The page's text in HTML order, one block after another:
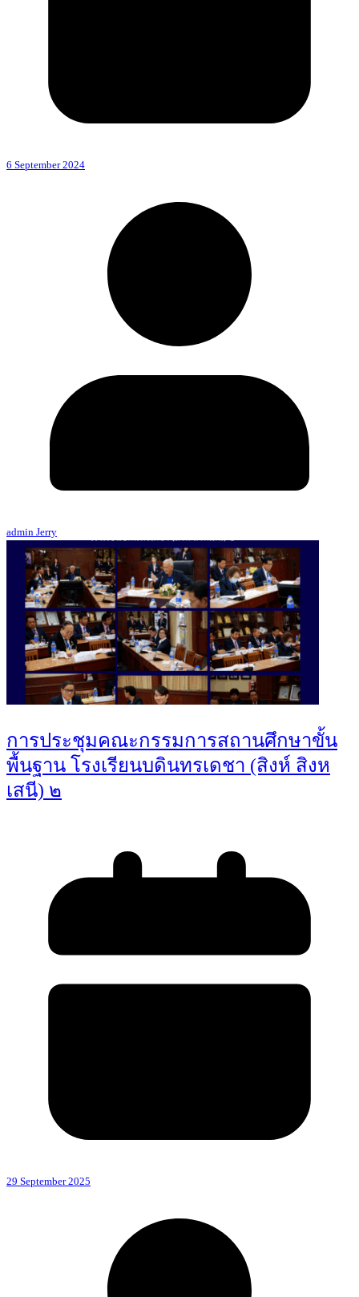
6 September 2024
admin Jerry
การประชุมคณะกรรมการสถานศึกษาขั้น
พื้นฐาน โรงเรียนบดินทรเดชา (สิงห์ สิงห
เสนี) ๒
29 September 2025